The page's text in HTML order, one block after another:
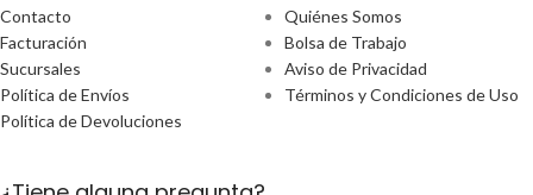
Contacto
Facturación
Sucursales
Política de Envíos
Política de Devoluciones
Quiénes Somos
Bolsa de Trabajo
Aviso de Privacidad
Términos y Condiciones de Uso